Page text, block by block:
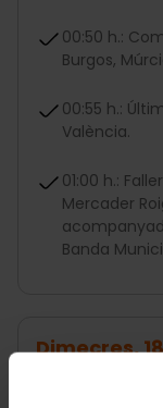
00:50 h.:
Burgos,
00:55 h.:
València.
01:00 h.:
Mercader
Banda
Dimecres,